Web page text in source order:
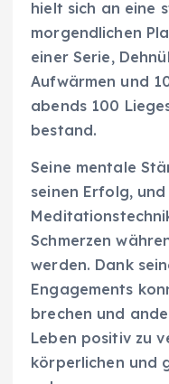
hielt sich an eine
morgendlichen
einer Serie,
Aufwärmen und
abends 100
bestand.
Seine mentale
seinen Erfolg,
Schmerzen
werden. Dank
Engagements
brechen und
Leben positiv zu
körperlichen und